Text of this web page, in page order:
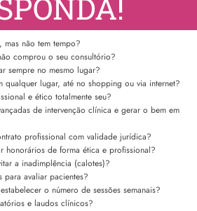
mas não tem tempo?
comprou o seu consultório?
sempre no mesmo lugar?
qualquer lugar, até no shopping ou via internet?
e ético totalmente seu?
de intervenção clínica e gerar o bem em
profissional com validade jurídica?
honorários de forma ética e profissional?
a inadimplência (calotes)?
avaliar pacientes?
o número de sessões semanais?
e laudos clínicos?